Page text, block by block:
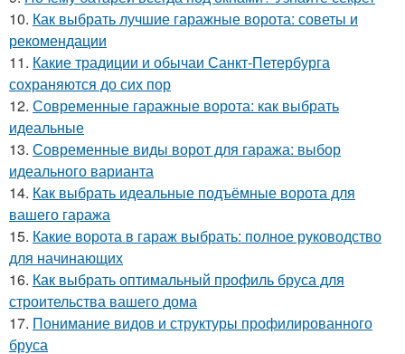
10. Как выбрать лучшие гаражные ворота: советы и
рекомендации
11. Какие традиции и обычаи Санкт-Петербурга
сохраняются до сих пор
12. Современные гаражные ворота: как выбрать
идеальные
13. Современные виды ворот для гаража: выбор
идеального варианта
14. Как выбрать идеальные подъёмные ворота для
вашего гаража
15. Какие ворота в гараж выбрать: полное руководство
для начинающих
16. Как выбрать оптимальный профиль бруса для
строительства вашего дома
17. Понимание видов и структуры профилированного
бруса